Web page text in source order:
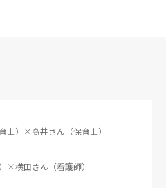
士）×高井さん（保育士）
×横田さん（看護師）